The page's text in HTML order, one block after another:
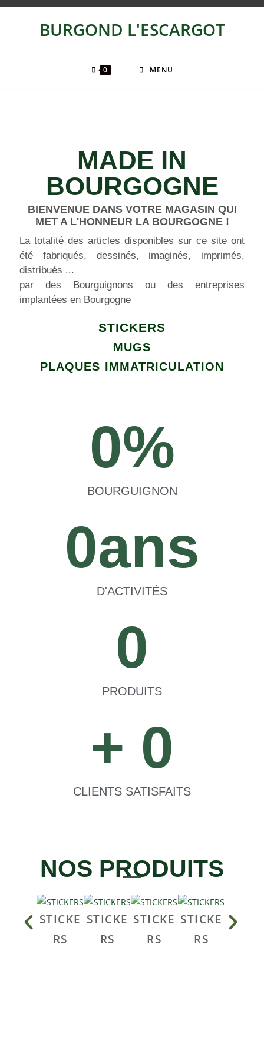
BURGOND L'ESCARGOT
0 MENU
MADE IN
BOURGOGNE
BIENVENUE DANS VOTRE MAGASIN QUI
MET A L'HONNEUR LA BOURGOGNE !
La totalité des articles disponibles sur ce site ont
été fabriqués, dessinés, imaginés, imprimés,
distribués ...
par des Bourguignons ou des entreprises
implantées en Bourgogne
STICKERS
MUGS
PLAQUES IMMATRICULATION
BOURGUIGNON
0%
D'ACTIVITÉS
0ans
PRODUITS
0
CLIENTS SATISFAITS
+ 0
NOS PRODUITS
STICKE
RS
STICKE
RS
STICKE
RS
STICKE
RS